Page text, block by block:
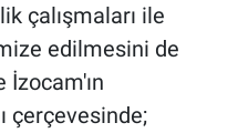
çalışmaları ile
edilmesini de
çerçevesinde;